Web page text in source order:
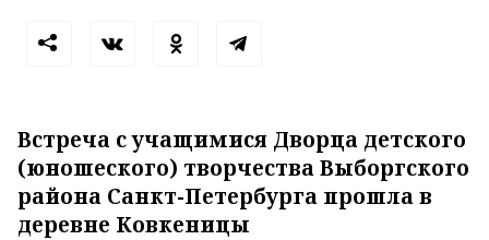
Встреча с учащимися Дворца детского
(юношеского) творчества Выборгского
района Санкт-Петербурга прошла в
деревне Ковкеницы